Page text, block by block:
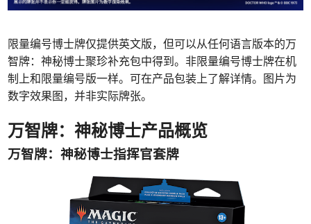
限量编号博士牌仅提供英文版，但可以从任何语言版本的万
智牌：神秘博士聚珍补充包中得到。非限量编号博士牌在机
制上和限量编号版一样。可在产品包装上了解详情。图片为
数字效果图，并非实际牌张。
万智牌：神秘博士产品概览
万智牌：神秘博士指挥官套牌